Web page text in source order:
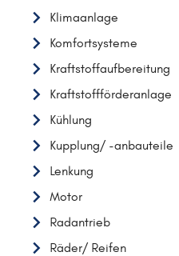
Klimaanlage
Komfortsysteme
Kraftstoffaufbereitung
Kraftstoffförderanlage
Kühlung
Kupplung/ -anbauteile
Lenkung
Motor
Radantrieb
Räder/ Reifen